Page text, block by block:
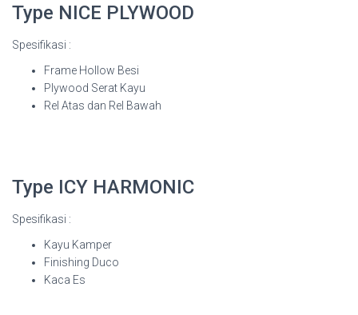
Type NICE PLYWOOD
Spesifikasi :
Frame Hollow Besi
Plywood Serat Kayu
Rel Atas dan Rel Bawah
Type ICY HARMONIC
Spesifikasi :
Kayu Kamper
Finishing Duco
Kaca Es